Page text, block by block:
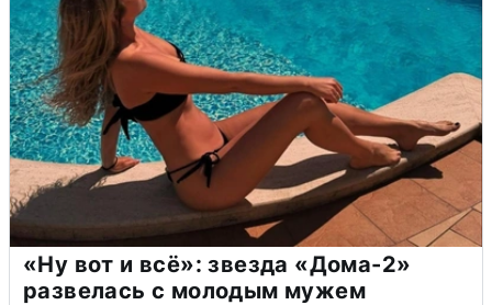
«Ну вот и всё»: звезда «Дома-2»
развелась с молодым мужем